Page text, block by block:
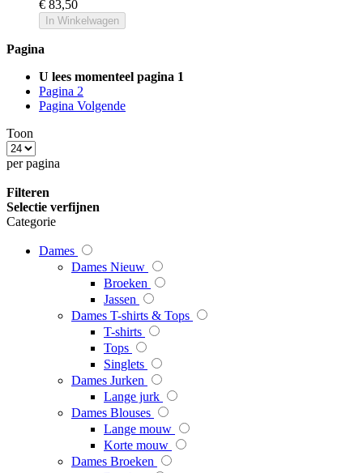
€ 83,50
In Winkelwagen
Pagina
U lees momenteel pagina 1
Pagina 2
Pagina Volgende
Toon
per pagina
Filteren
Selectie verfijnen
Categorie
Dames
Dames Nieuw
Broeken
Jassen
Dames T-shirts & Tops
T-shirts
Tops
Singlets
Dames Jurken
Lange jurk
Dames Blouses
Lange mouw
Korte mouw
Dames Broeken